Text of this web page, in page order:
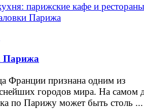
парижские кафе и рестораны
Парижа
Парижа
Франции признана одним из
городов мира. На самом
по Парижу может быть столь ...